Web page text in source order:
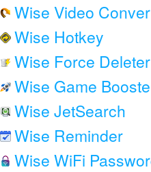
Wise Video
Wise Hotkey
Wise Force Deleter
Wise Game
Wise JetSearch
Wise Reminder
Wise WiFi